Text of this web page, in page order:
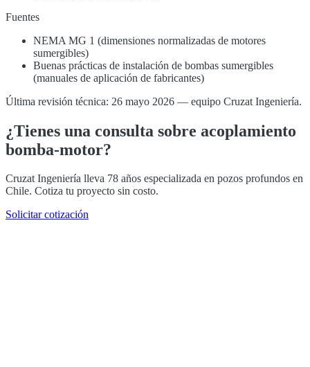
Fuentes
NEMA MG 1 (dimensiones normalizadas de motores
sumergibles)
Buenas prácticas de instalación de bombas sumergibles
(manuales de aplicación de fabricantes)
Última revisión técnica: 26 mayo 2026 — equipo Cruzat Ingeniería.
¿Tienes una consulta sobre acoplamiento
bomba-motor?
Cruzat Ingeniería lleva 78 años especializada en pozos profundos en
Chile. Cotiza tu proyecto sin costo.
Solicitar cotización